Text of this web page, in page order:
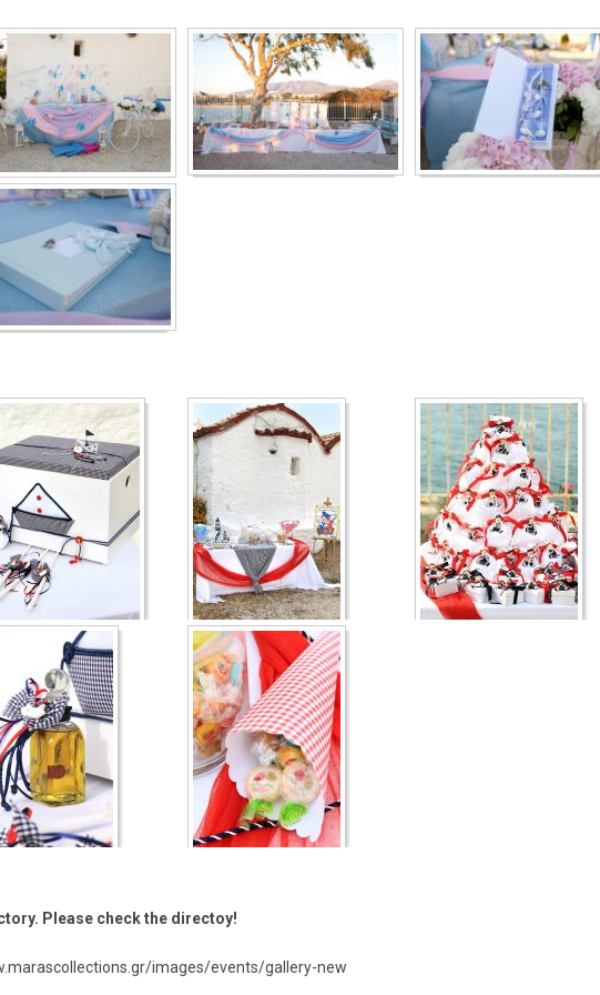
Please check the directoy!
images/events/gallery-new